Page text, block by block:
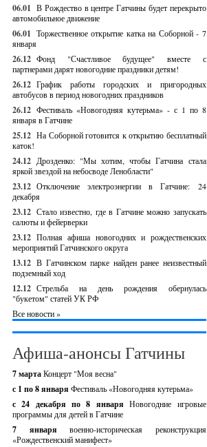
06.01 В Рождество в центре Гатчины будет перекрыто
автомобильное движение
06.01 Торжественное открытие катка на Соборной - 7
января
26.12 Фонд "Счастливое будущее" вместе с
партнерами дарят новогодние праздники детям!
26.12 График работы городских и пригородных
автобусов в период новогодних праздников
26.12 Фестиваль «Новогодняя кутерьма» - с 1 по 8
января в Гатчине
25.12 На Соборной готовится к открытию бесплатный
каток!
24.12 Дрозденко: "Мы хотим, чтобы Гатчина стала
яркой звездой на небосводе Ленобласти"
23.12 Отключение электроэнергии в Гатчине: 24
декабря
23.12 Стало известно, где в Гатчине можно запускать
салюты и фейерверки
23.12 Полная афиша новогодних и рождественских
мероприятий Гатчинского округа
13.12 В Гатчинском парке найден ранее неизвестный
подземный ход
12.12 Стрельба на день рождения обернулась
"букетом" статей УК РФ
Все новости »
Афиша-анонсы Гатчины
7 мартаКонцерт "Моя весна"
с 1 по 8 января Фестиваль «Новогодняя кутерьма»
с 24 декабря по 8 январяНовогодние игровые
программы для детей в Гатчине
7 январявоенно-историческая реконструкция
«Рождественский манифест»